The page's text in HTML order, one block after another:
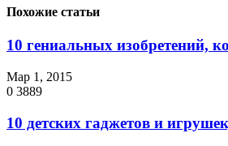
Похожие статьи
10 гениальных изобретений,
Мар 1, 2015
0 3889
10 детских гаджетов и